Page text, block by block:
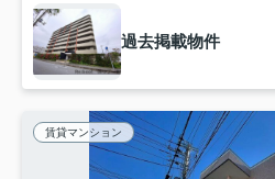
過去掲載物件
賃貸マンション